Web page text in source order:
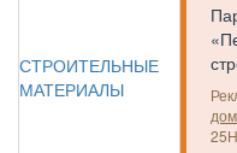
СТРОИТЕЛЬНЫЕ
МАТЕРИАЛЫ